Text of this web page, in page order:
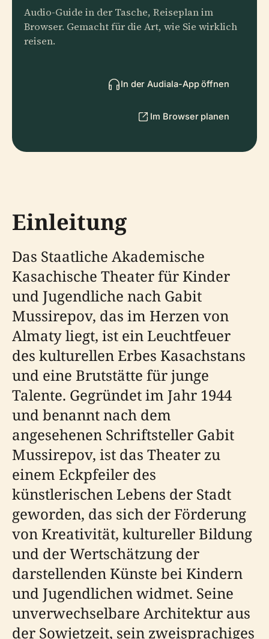
Audio-Guide in der Tasche, Reiseplan im
Browser. Gemacht für die Art, wie Sie wirklich
reisen.
In der Audiala-App öffnen
Im Browser planen
Einleitung
Das Staatliche Akademische
Kasachische Theater für Kinder
und Jugendliche nach Gabit
Mussirepov, das im Herzen von
Almaty liegt, ist ein Leuchtfeuer
des kulturellen Erbes Kasachstans
und eine Brutstätte für junge
Talente. Gegründet im Jahr 1944
und benannt nach dem
angesehenen Schriftsteller Gabit
Mussirepov, ist das Theater zu
einem Eckpfeiler des
künstlerischen Lebens der Stadt
geworden, das sich der Förderung
von Kreativität, kultureller Bildung
und der Wertschätzung der
darstellenden Künste bei Kindern
und Jugendlichen widmet. Seine
unverwechselbare Architektur aus
der Sowjetzeit, sein zweisprachiges